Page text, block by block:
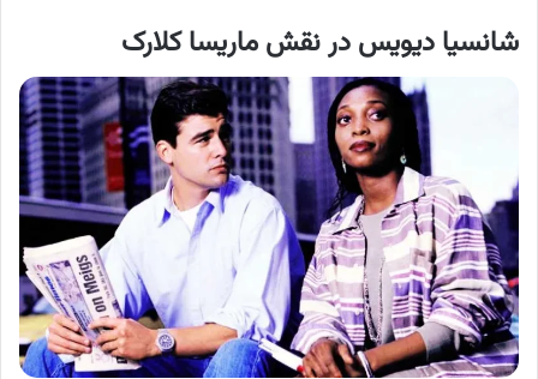
شانسیا دیویس در نقش ماریسا کلارک